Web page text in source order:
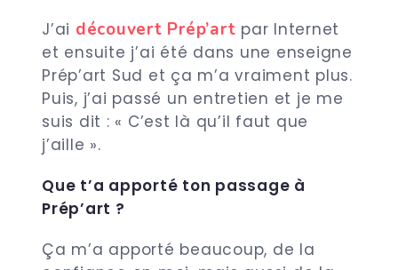
J’ai découvert Prép’art par Internet
et ensuite j’ai été dans une enseigne
Prép’art Sud et ça m’a vraiment plus.
Puis, j’ai passé un entretien et je me
suis dit : « C’est là qu’il faut que
j’aille ».
Que t’a apporté ton passage à
Prép’art ?
Ça m’a apporté beaucoup, de la